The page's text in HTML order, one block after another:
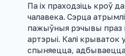
Па іх праходзіць кроў
чалавека. Сэрца
пажыўныя рэчывы праз
артэрыі. Калі крываток
спыняецца, адбываецца